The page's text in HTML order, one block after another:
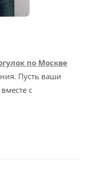
по Москве
Пусть ваши
с